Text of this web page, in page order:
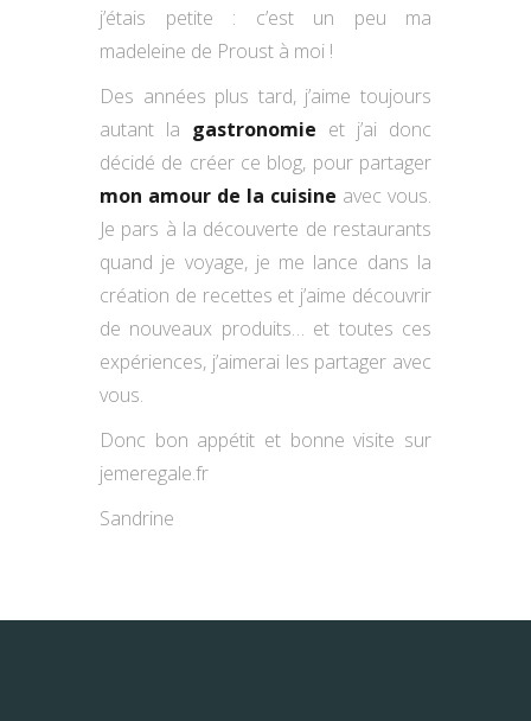
j’étais petite : c’est un peu ma
madeleine de Proust à moi !
Des années plus tard, j’aime toujours
autant la gastronomie et j’ai donc
décidé de créer ce blog, pour partager
mon amour de la cuisine avec vous.
Je pars à la découverte de restaurants
quand je voyage, je me lance dans la
création de recettes et j’aime découvrir
de nouveaux produits… et toutes ces
expériences, j’aimerai les partager avec
vous.
Donc bon appétit et bonne visite sur
jemeregale.fr
Sandrine